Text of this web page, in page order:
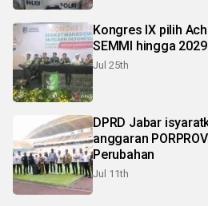
Kongres IX pilih
SEMMI hingga 2029
Jul 25th
DPRD Jabar
anggaran
Perubahan
Jul 11th